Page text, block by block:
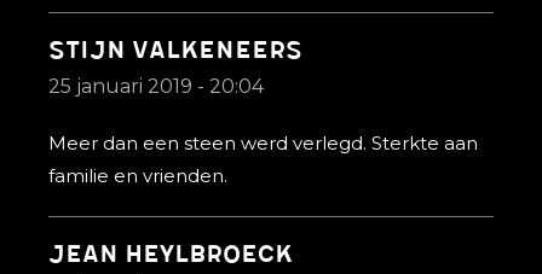
Stijn Valkeneers
25 januari 2019 - 20:04
Meer dan een steen werd verlegd. Sterkte aan
familie en vrienden.
Jean Heylbroeck